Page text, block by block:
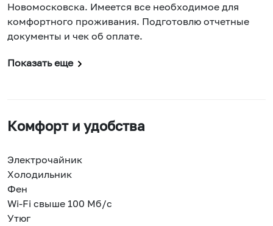
Новомосковска. Имеется все необходимое для
комфортного проживания. Подготовлю отчетные
документы и чек об оплате.
Показать еще
Комфорт и удобства
Электрочайник
Холодильник
Фен
Wi-Fi свыше 100 Мб/с
Утюг